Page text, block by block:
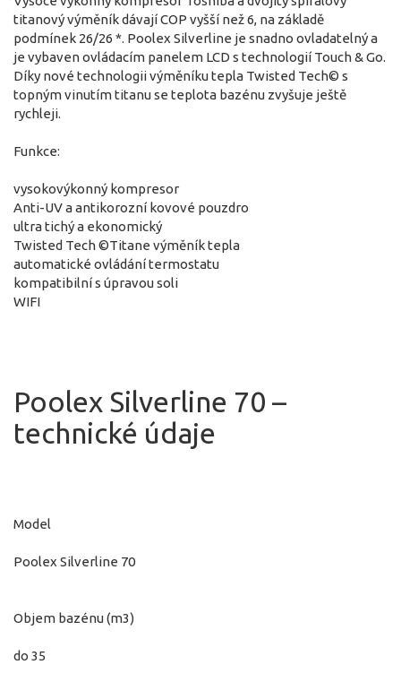
titanový výměník dávají COP vyšší než 6, na základě
podmínek 26/26 *. Poolex Silverline je snadno ovladatelný a
je vybaven ovládacím panelem LCD s technologií Touch & Go.
Díky nové technologii výměníku tepla Twisted Tech© s
topným vinutím titanu se teplota bazénu zvyšuje ještě
rychleji.
Funkce:
vysokovýkonný kompresor
Anti-UV a antikorozní kovové pouzdro
ultra tichý a ekonomický
Twisted Tech ©Titane výměník tepla
automatické ovládání termostatu
kompatibilní s úpravou soli
WIFI
Poolex Silverline 70 –
technické údaje
Model
Poolex Silverline 70
Objem bazénu (m3)
do 35